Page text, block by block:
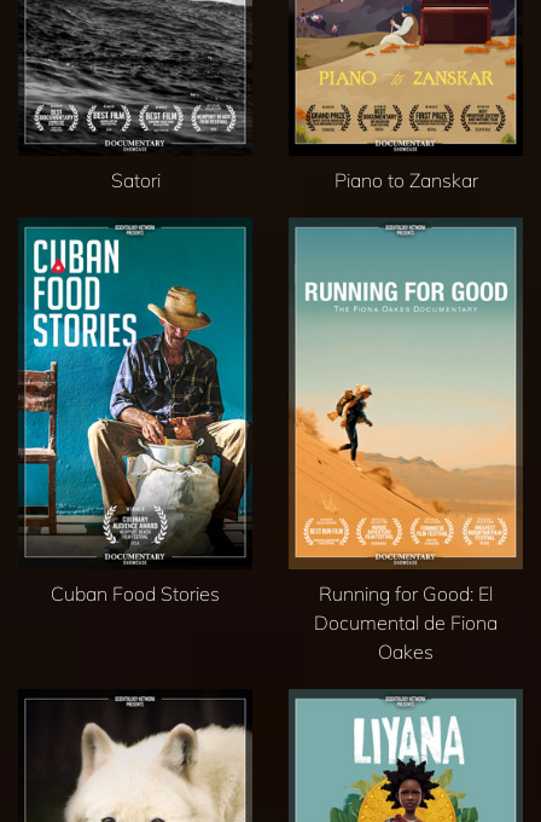
Satori Piano to Zanskar
Cuban Food Stories
Running for Good: El
Documental de Fiona
Oakes